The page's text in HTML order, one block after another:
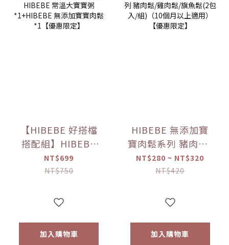
【HIBEBE 好搭檔
搭配組】HIBEBE
常溫大寶寶粥
*1+HIBEBE 無添加
限定】
NT$699
NT$750
加入購物車
HIBEBE 無添加寶
寶肉鬆系列 豬肉鬆/
雞肉鬆/旗魚鬆(2包
入/組)（10個月以
定】
NT$280 ~ NT$320
NT$420
加入購物車